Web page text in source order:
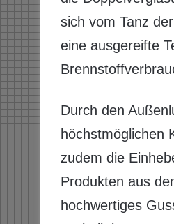
sich vom Tanz
eine ausgereifte
Durch den
höchstmöglichen
zudem die
Produkten aus
hochwertiges